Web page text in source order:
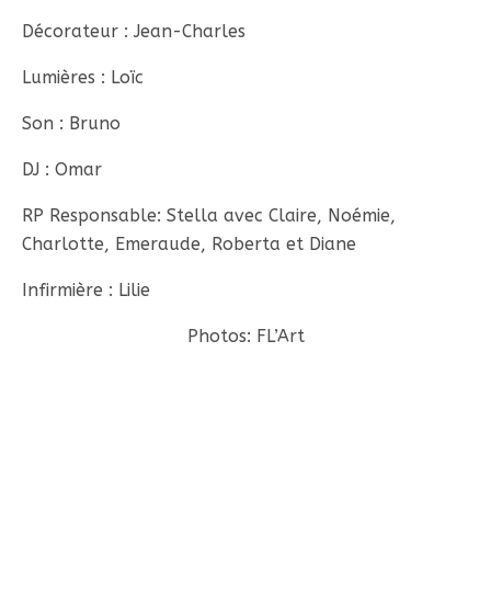
Décorateur : Jean-Charles
Lumières : Loïc
Son : Bruno
DJ : Omar
RP Responsable: Stella avec Claire, Noémie,
Charlotte, Emeraude, Roberta et Diane
Infirmière : Lilie
Photos: FL’Art